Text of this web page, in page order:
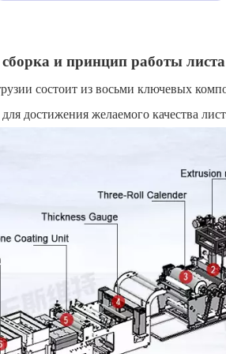
и принцип работы
состоит из восьми ключевых
достижения желаемого качества